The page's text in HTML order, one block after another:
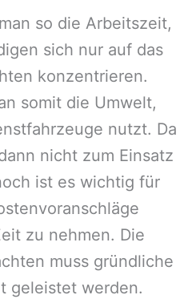
so die Arbeitszeit,
sich nur auf das
konzentrieren.
somit die Umwelt,
nutzt. Da
nicht zum Einsatz
ist es wichtig für
zu nehmen. Die
muss gründliche
geleistet werden.